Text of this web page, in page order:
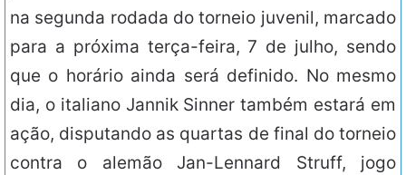
na segunda rodada do torneio juvenil, marcado
para a próxima terça-feira, 7 de julho, sendo
que o horário ainda será definido. No mesmo
dia, o italiano Jannik Sinner também estará em
ação, disputando as quartas de final do torneio
contra o alemão Jan-Lennard Struff, jogo